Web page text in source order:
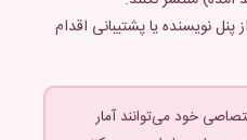
نویسنده یا پشتیبانی اقدام
خود می‌توانند آمار